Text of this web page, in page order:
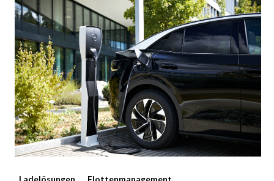
Ladelösungen Flottenmanagement